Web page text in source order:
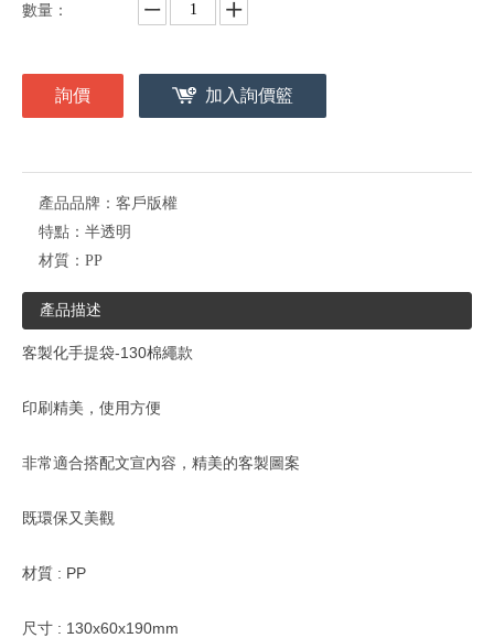
數量：
詢價 加入詢價籃
產品品牌： 客戶版權
特點： 半透明
材質： PP
產品描述
客製化手提袋-130棉繩款
印刷精美，使用方便
非常適合搭配文宣內容，精美的客製圖案
既環保又美觀
材質 : PP
尺寸 : 130x60x190mm